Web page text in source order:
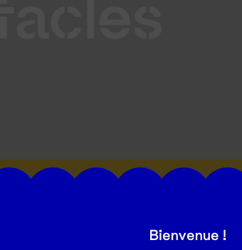
Bienvenue !